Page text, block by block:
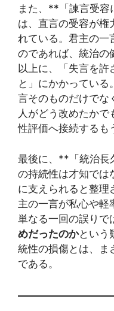
また、**「諫言受
は、直言の受容が権
れている。君主の一
のであれば、統治の
以上に、「失言を許
と」にかかってい
言そのものだけでな
人がどう改めたか
性評価へ接続するも
最後に、**「統治長
の持続性は才知では
に支えられると整理
主の一言が私心や軽
単なる一回の誤りで
めだったのかという
統性の損傷とは、ま
である。